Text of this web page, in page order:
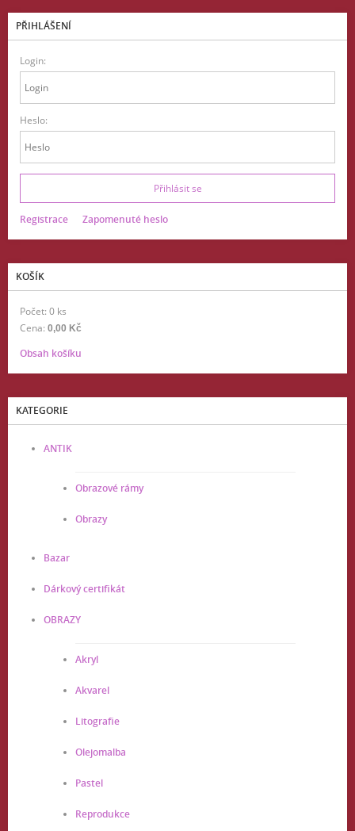
PŘIHLÁŠENÍ
Login:
Heslo:
Registrace Zapomenuté heslo
KOŠÍK
Počet: 0 ks
Cena: 0,00 Kč
Obsah košíku
KATEGORIE
ANTIK
Obrazové rámy
Obrazy
Bazar
Dárkový certifikát
OBRAZY
Akryl
Akvarel
Litografie
Olejomalba
Pastel
Reprodukce